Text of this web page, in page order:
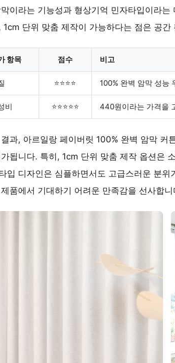
이라는 기능성과 형상기억 민자타입이라
1cm 단위 맞춤 제작이 가능하다는 점은 공
항목 점수 비고
⭐⭐⭐⭐ 100% 완벽 암막 성능
비 ⭐⭐⭐⭐⭐ 440원이라는 가격을
과, 아르일랑 페이버릿 100% 완벽 암막 커
됩니다. 특히, 1cm 단위 맞춤 제작 옵션은
입 디자인은 심플하면서도 고급스러운 분
품에서 기대하기 어려운 만족감을 선사합니